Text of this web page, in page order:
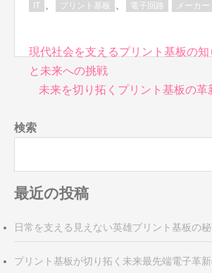
IT プリント基板 電子回路 メーカー
投
稿
ナ
ゲ
ー
ョ
ン
現代社会を支えるプリント基板の
と未来への挑戦
未来を切り拓くプリント基板の革
検索
最近の投稿
日常を支える見えない英雄プリント基板の
プリント基板が切り拓く未来最先端電子革